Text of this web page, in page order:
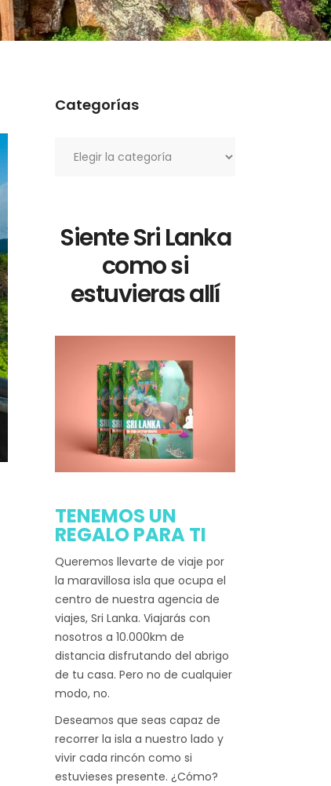
Categorías
Siente Sri Lanka
como si
estuvieras allí
TENEMOS UN
REGALO PARA TI
Queremos llevarte de viaje por
la maravillosa isla que ocupa el
centro de nuestra agencia de
viajes, Sri Lanka. Viajarás con
nosotros a 10.000km de
distancia disfrutando del abrigo
de tu casa. Pero no de cualquier
modo, no.
Deseamos que seas capaz de
recorrer la isla a nuestro lado y
vivir cada rincón como si
estuvieses presente. ¿Cómo?